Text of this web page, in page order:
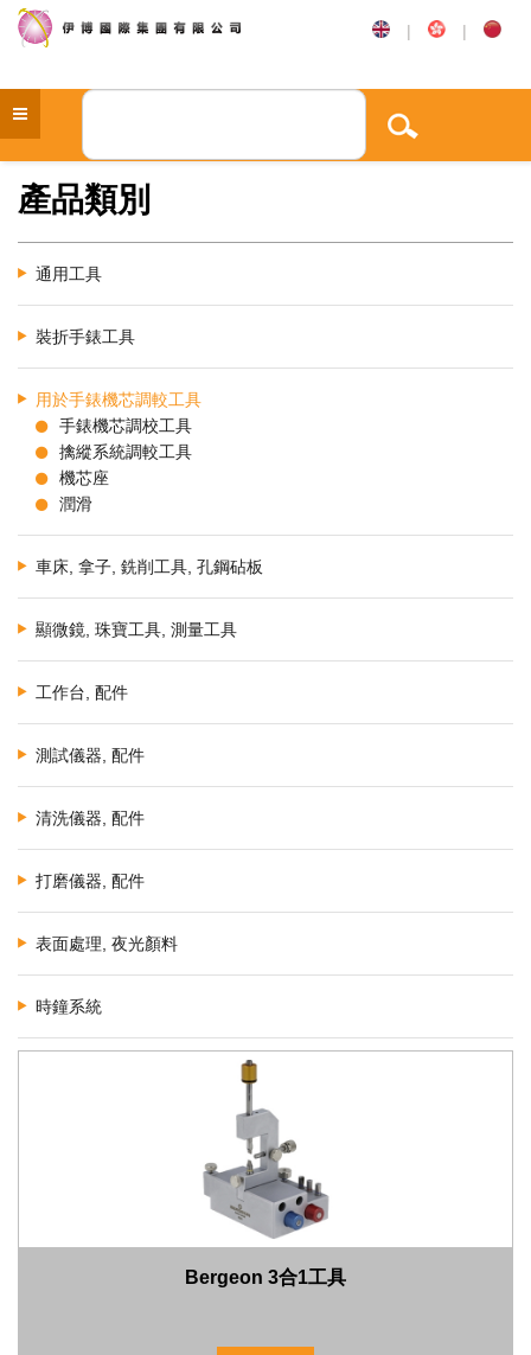
| |
產品類別
通用工具
裝折手錶工具
用於手錶機芯調較工具
手錶機芯調校工具
擒縱系統調較工具
機芯座
潤滑
車床, 拿子, 銑削工具, 孔鋼砧板
顯微鏡, 珠寶工具, 測量工具
工作台, 配件
測試儀器, 配件
清洗儀器, 配件
打磨儀器, 配件
表面處理, 夜光顏料
時鐘系統
Bergeon 3合1工具